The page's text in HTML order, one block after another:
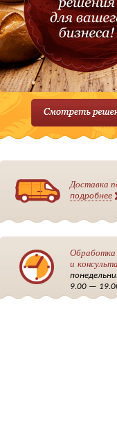
Доставка
подробнее
Обработка
и
9.00 —